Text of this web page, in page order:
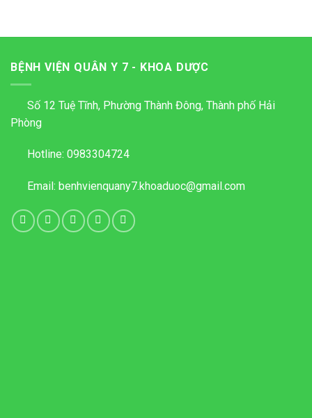
BỆNH VIỆN QUÂN Y 7 - KHOA DƯỢC
Số 12 Tuệ Tĩnh, Phường Thành Đông, Thành phố Hải
Phòng
Hotline: 0983304724
Email: benhvienquany7.khoaduoc@gmail.com